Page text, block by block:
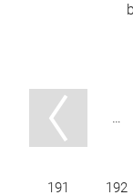
…
191 192